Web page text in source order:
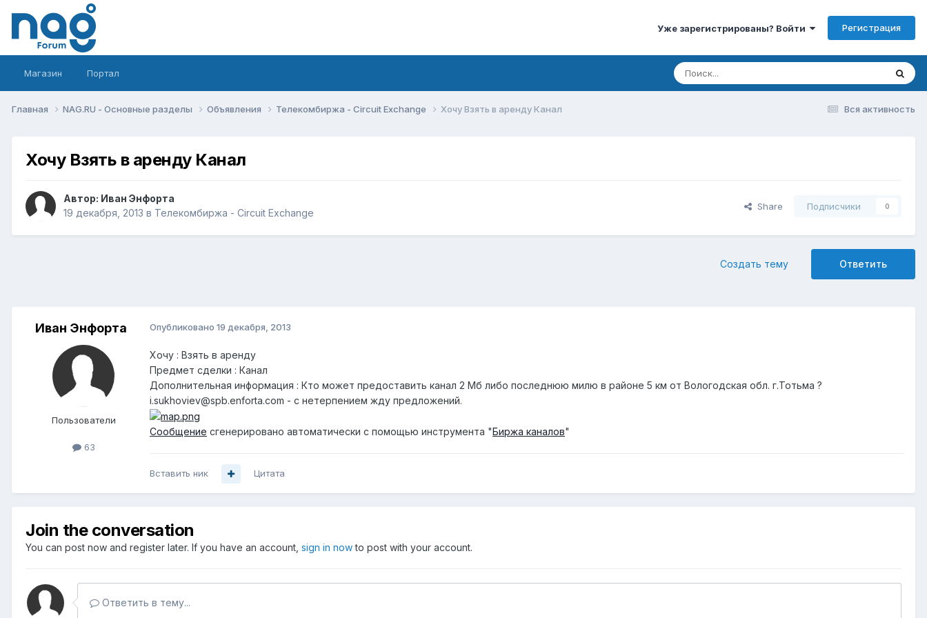
Уже зарегистрированы? Войти Регистрация
Магазин Портал
Вся активность
Главная NAG.RU - Основные разделы Объявления Телекомбиржа - Circuit Exchange Хочу Взять в аренду Канал
Хочу Взять в аренду Канал
Автор: Иван Энфорта
19 декабря, 2013 в Телекомбиржа - Circuit Exchange
Share Подписчики 0
Ответить
Создать тему
Иван Энфорта
Пользователи
63
Опубликовано 19 декабря, 2013
Хочу : Взять в аренду
Предмет сделки : Канал
Дополнительная информация : Кто может предоставить канал 2 Мб либо последнюю милю в районе 5 км от Вологодская обл. г.Тотьма ?
i.sukhoviev@spb.enforta.com - с нетерпением жду предложений.
Сообщение сгенерировано автоматически с помощью инструмента "Биржа каналов"
Вставить ник Цитата
Join the conversation
You can post now and register later. If you have an account, sign in nowto post with your account.
Ответить в тему...